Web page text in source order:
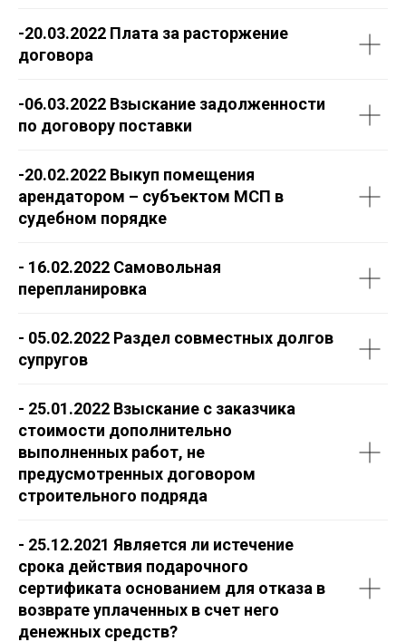
-20.03.2022 Плата за расторжение
договора
-06.03.2022 Взыскание задолженности
по договору поставки
-20.02.2022 Выкуп помещения
арендатором – субъектом МСП в
судебном порядке
- 16.02.2022 Самовольная
перепланировка
- 05.02.2022 Раздел совместных долгов
супругов
- 25.01.2022 Взыскание с заказчика
стоимости дополнительно
выполненных работ, не
предусмотренных договором
строительного подряда
- 25.12.2021 Является ли истечение
срока действия подарочного
сертификата основанием для отказа в
возврате уплаченных в счет него
денежных средств?